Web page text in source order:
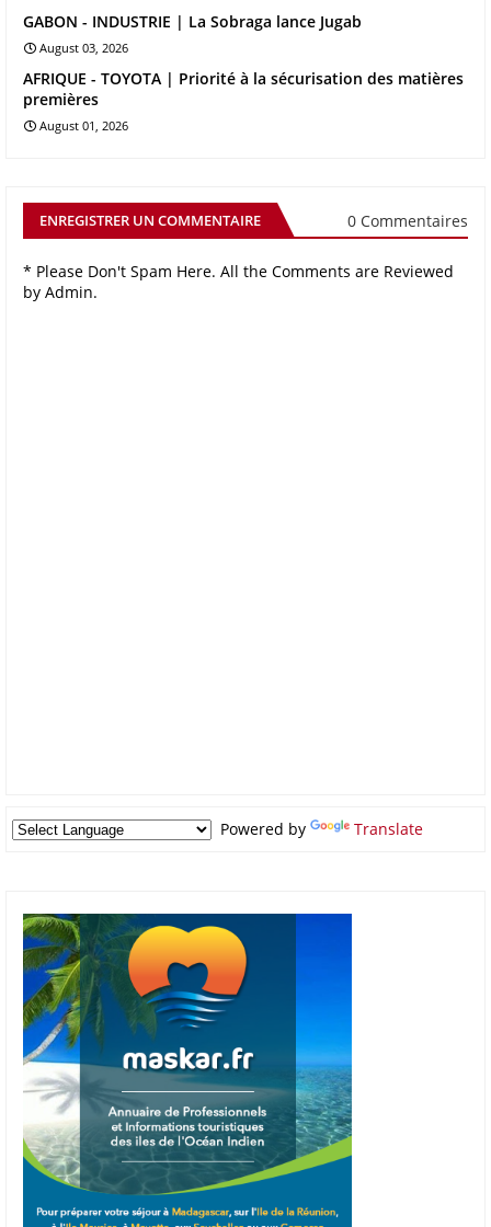
GABON - INDUSTRIE | La Sobraga lance Jugab
August 03, 2026
AFRIQUE - TOYOTA | Priorité à la sécurisation des matières
premières
August 01, 2026
ENREGISTRER UN COMMENTAIRE 0 Commentaires
* Please Don't Spam Here. All the Comments are Reviewed
by Admin.
Powered by Translate